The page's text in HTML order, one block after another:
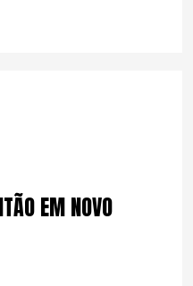
EM NOVO